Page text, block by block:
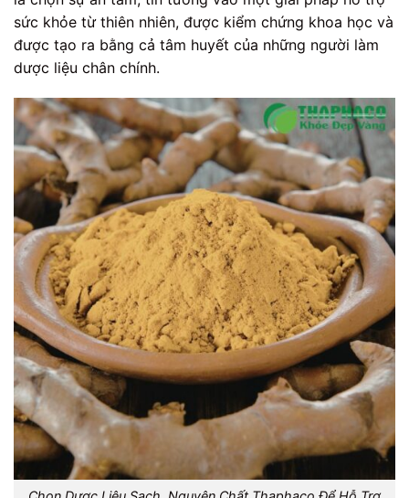
sức khỏe từ thiên nhiên, được kiểm chứng khoa học và
được tạo ra bằng cả tâm huyết của những người làm
dược liệu chân chính.